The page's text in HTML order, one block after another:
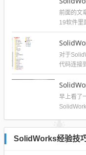
前面的文
19软件里
板的...
对于
代码连接
插件如何
早上看了
SolidWorks经验技